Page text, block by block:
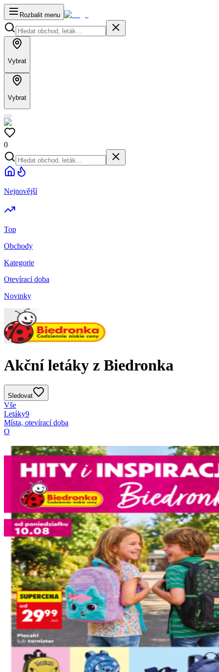
Rozbalit menu
Vybrat
Vybrat
0
Nejnovější
Top
Obchody
Kategorie
Otevírací doba
Novinky
Akční letáky z Biedronka
Sledovat
Vše
Letáky9
Místa, otevírací doba
O